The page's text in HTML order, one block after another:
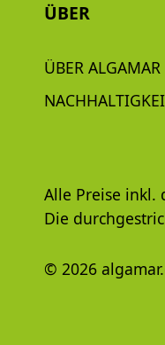
ÜBER
ÜBER ALGAMAR
Alle Preise inkl.
Die
© 2026